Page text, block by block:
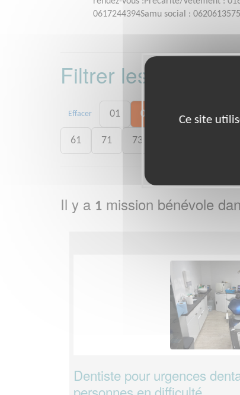
0617244394Samu social : 0620613575
Filtrer les
Effacer 01 06 13 15 20
61 71 73
Il y a 1 mission bénévole
Dentiste pour urgences
Ce site